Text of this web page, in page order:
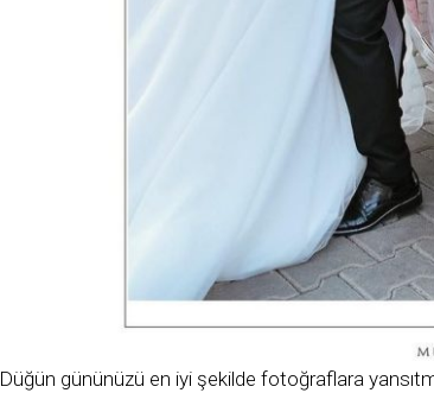
Düğün gününüzü en iyi şekilde fotoğraflara